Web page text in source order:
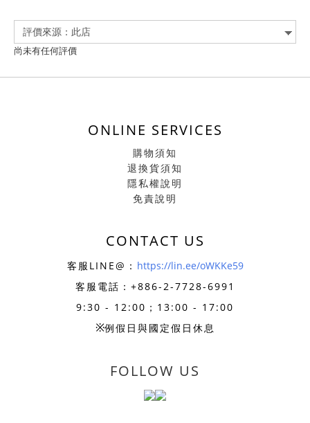
尚未有任何評價
ONLINE SERVICES
購物須知
退換貨須知
隱私權說明
免責說明
CONTACT US
客服LINE@： https://lin.ee/oWKKe59
客服電話：+886- 2-7728-6991
9:30 - 12:00；13:00 - 17:00
※例假日與國定假日休息
FOLLOW US